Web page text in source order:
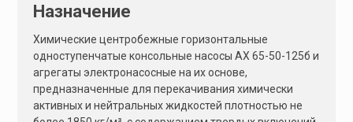
Назначение
Химические центробежные горизонтальные
одноступенчатые консольные насосы АХ 65-50-125б и
агрегаты электронасосные на их основе,
предназначенные для перекачивания химически
активных и нейтральных жидкостей плотностью не